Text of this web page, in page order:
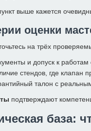
выше кажется
оценки
на трёх
и допуск к работам
стендов, где клапан
талон с
подтверждают
база: